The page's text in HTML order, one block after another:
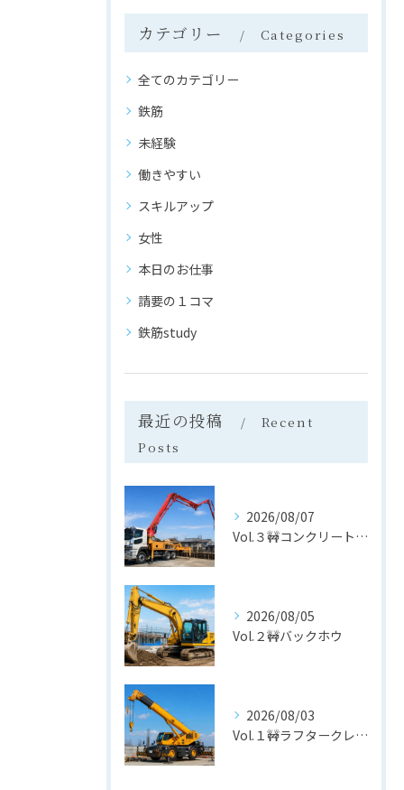
カテゴリー Categories
全てのカテゴリー
鉄筋
未経験
働きやすい
スキルアップ
女性
本日のお仕事
請要の１コマ
鉄筋study
最近の投稿
Recent
Posts
2026/08/07
Vol.３🚧コンクリートポンプ車
2026/08/05
Vol.２🚧バックホウ
2026/08/03
Vol.１🚧ラフタークレーン